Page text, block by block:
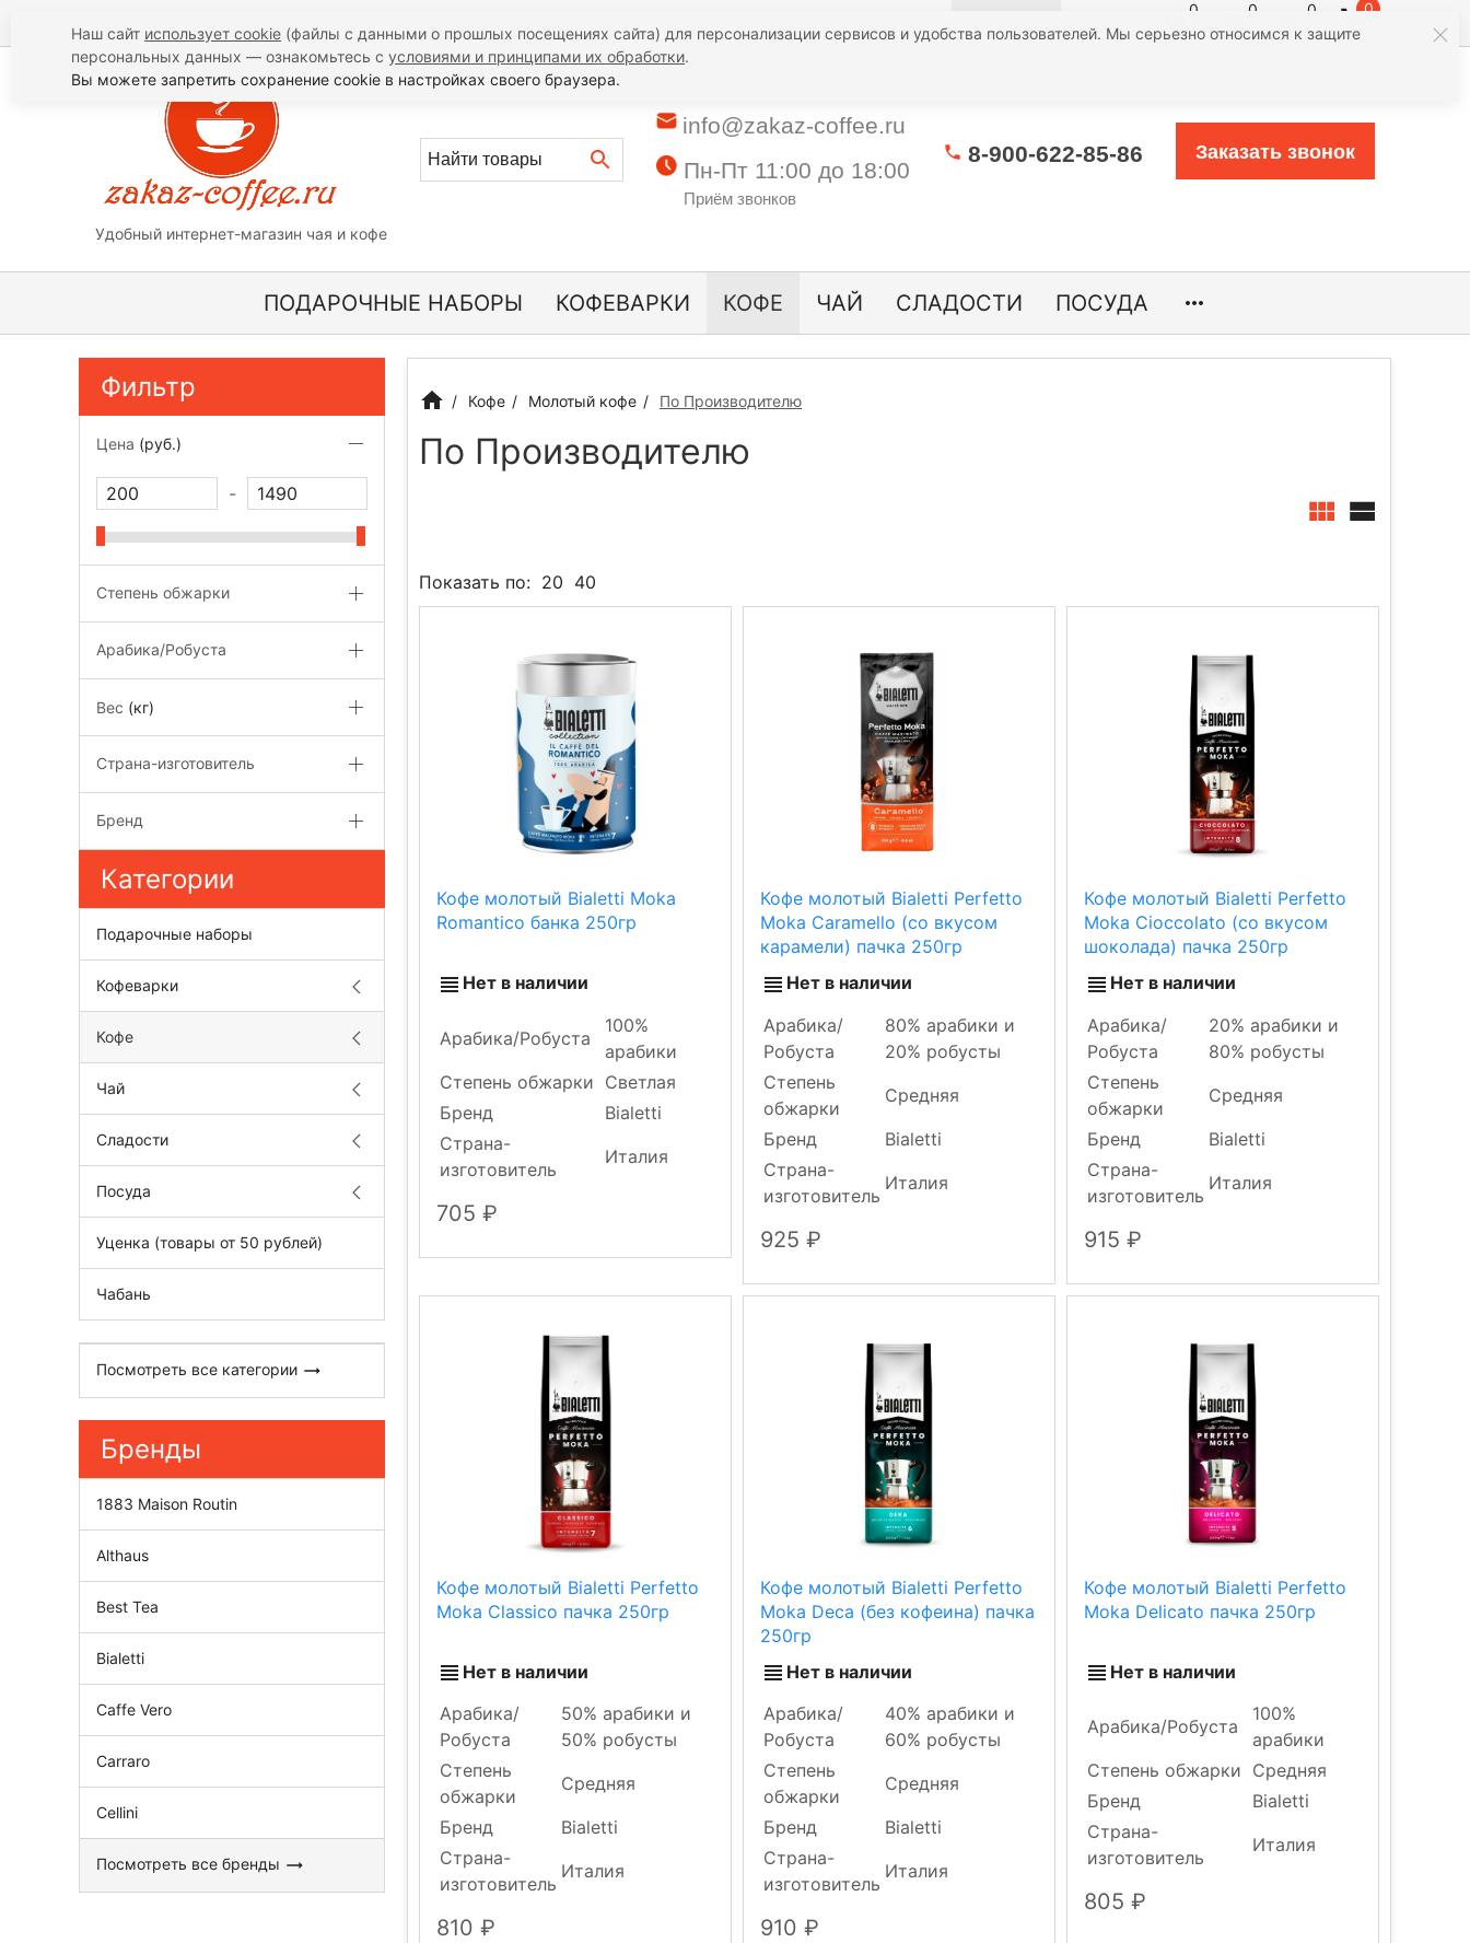
О компании Оплата Доставка/Самовывоз
0 0 0 0
Удобный интернет-магазин чая и кофе
info@zakaz-coffee.ru
Пн-Пт 11:00 до 18:00
Приём звонков
8-900-622-85-86 Заказать звонок
ПОДАРОЧНЫЕ НАБОРЫ КОФЕВАРКИ КОФЕ ЧАЙ СЛАДОСТИ ПОСУДА
Кофе Молотый кофе По Производителю
По Производителю
Показать по: 20 40
Кофе молотый Bialetti Moka
Romantico банка 250гр
Нет в наличии
Арабика/Робуста
100%
арабики
Степень обжарки Светлая
Бренд
Bialetti
Страна-
изготовитель
Италия
705
Кофе молотый Bialetti Perfetto
Moka Caramello (со вкусом
карамели) пачка 250гр
Нет в наличии
Арабика/
Робуста
80% арабики и
20% робусты
Степень
обжарки
Средняя
Бренд
Bialetti
Страна-
изготовитель
Италия
925
Кофе молотый Bialetti Perfetto
Moka Cioccolato (со вкусом
шоколада) пачка 250гр
Нет в наличии
Арабика/
Робуста
20% арабики и
80% робусты
Степень
обжарки
Средняя
Бренд
Bialetti
Страна-
изготовитель
Италия
915
Кофе молотый Bialetti Perfetto
Moka Classico пачка 250гр
Нет в наличии
Арабика/
Робуста
50% арабики и
50% робусты
Степень
обжарки
Средняя
Бренд
Bialetti
Страна-
изготовитель
Италия
810
Кофе молотый Bialetti Perfetto
Moka Deca (без кофеина) пачка
250гр
Нет в наличии
Арабика/
Робуста
40% арабики и
60% робусты
Степень
обжарки
Средняя
Бренд
Bialetti
Страна-
изготовитель
Италия
910
Кофе молотый Bialetti Perfetto
Moka Delicato пачка 250гр
Нет в наличии
Арабика/Робуста
100%
арабики
Степень обжарки Средняя
Бренд
Bialetti
Страна-
изготовитель
Италия
805
Фильтр
Цена (руб.)
-
Степень обжарки
Арабика/Робуста
Вес (кг)
Страна-изготовитель
Бренд
Категории
Подарочные наборы
Кофеварки
Кофе
Чай
Сладости
Посуда
Уценка (товары от 50 рублей)
Чабань
Посмотреть все категории
Бренды
1883 Maison Routin
Althaus
Best Tea
Bialetti
Caffe Vero
Carraro
Cellini
Посмотреть все бренды
Наш сайт использует cookie (файлы с данными о прошлых посещениях сайта) для персонализации сервисов и удобства пользователей. Мы серьезно относимся к защите
персональных данных — ознакомьтесь с условиями и принципами их обработки.
Вы можете запретить сохранение cookie в настройках своего браузера.